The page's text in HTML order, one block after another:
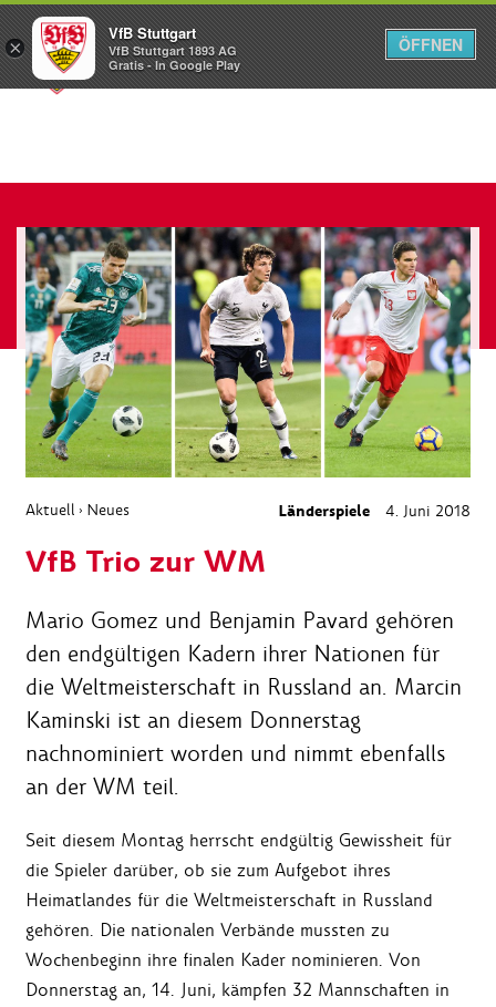
Menü
Aktuell › Neues Länderspiele 4. Juni 2018
VfB Trio zur WM
Mario Gomez und Benjamin Pavard gehören
den endgültigen Kadern ihrer Nationen für
die Weltmeisterschaft in Russland an. Marcin
Kaminski ist an diesem Donnerstag
nachnominiert worden und nimmt ebenfalls
an der WM teil.
Seit diesem Montag herrscht endgültig Gewissheit für
die Spieler darüber, ob sie zum Aufgebot ihres
Heimatlandes für die Weltmeisterschaft in Russland
gehören. Die nationalen Verbände mussten zu
Wochenbeginn ihre finalen Kader nominieren. Von
Donnerstag an, 14. Juni, kämpfen 32 Mannschaften in
×
VfB Stuttgart
VfB Stuttgart 1893 AG
Gratis - In Google Play
ÖFFNEN